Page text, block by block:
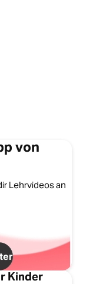
von
Lehrvideos an
Kinder